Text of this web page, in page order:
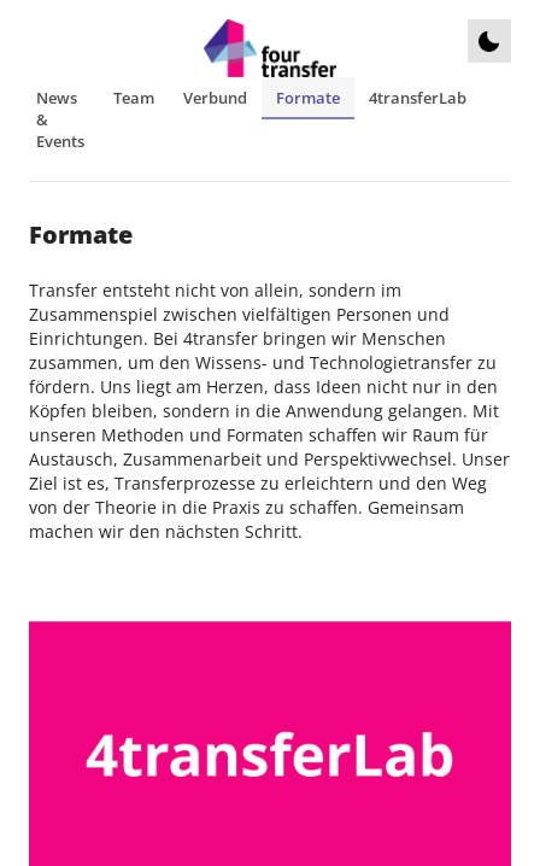
News
&
Events
Team Verbund Formate 4transferLab
Formate
Transfer entsteht nicht von allein, sondern im
Zusammenspiel zwischen vielfältigen Personen und
Einrichtungen. Bei 4transfer bringen wir Menschen
zusammen, um den Wissens- und Technologietransfer zu
fördern. Uns liegt am Herzen, dass Ideen nicht nur in den
Köpfen bleiben, sondern in die Anwendung gelangen. Mit
unseren Methoden und Formaten schaffen wir Raum für
Austausch, Zusammenarbeit und Perspektivwechsel. Unser
Ziel ist es, Transferprozesse zu erleichtern und den Weg
von der Theorie in die Praxis zu schaffen. Gemeinsam
machen wir den nächsten Schritt.